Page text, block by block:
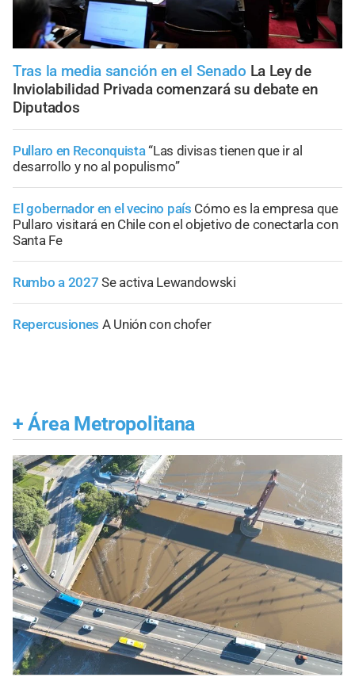
Tras la media sanción en el Senado La Ley de
Inviolabilidad Privada comenzará su debate en
Diputados
Pullaro en Reconquista“Las divisas tienen que ir al
desarrollo y no al populismo”
El gobernador en el vecino país Cómo es la empresa que
Pullaro visitará en Chile con el objetivo de conectarla con
Santa Fe
Rumbo a 2027 Se activa Lewandowski
Repercusiones A Unión con chofer
+ Área Metropolitana